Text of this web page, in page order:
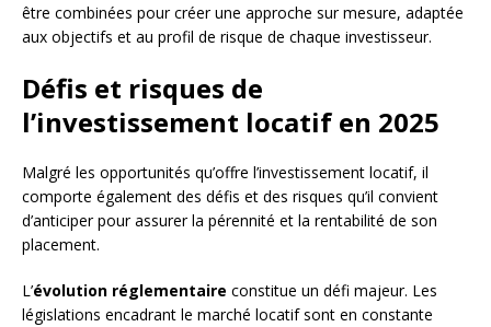
être combinées pour créer une approche sur mesure, adaptée
aux objectifs et au profil de risque de chaque investisseur.
Défis et risques de
l’investissement locatif en 2025
Malgré les opportunités qu’offre l’investissement locatif, il
comporte également des défis et des risques qu’il convient
d’anticiper pour assurer la pérennité et la rentabilité de son
placement.
L’évolution réglementaire constitue un défi majeur. Les
législations encadrant le marché locatif sont en constante